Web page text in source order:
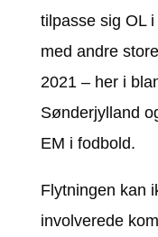
tilpasse sig OL
med andre
2021 – her i
Sønderjylland
EM i fodbold.
Flytningen kan
involverede